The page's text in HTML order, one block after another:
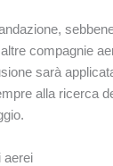
compagnie
sarà
alla ricerca
aerei